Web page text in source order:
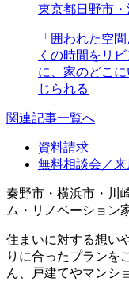
東京都日野市
「囲われた空
くの時間をリ
に、家のどこ
じられる
関連記事一覧へ
資料請求
無料相談会／来
秦野市・横浜市・川
ム・リノベーション
住まいに対する想い
りに合ったプランを
ん、戸建てやマンシ